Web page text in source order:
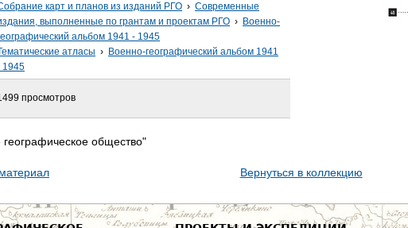
карт и планов из изданий РГО › Современные
выполненные по грантам и проектам РГО › Военно-
альбом 1941 - 1945
атласы › Военно-географический альбом 1941
1945
просмотров
общество"
Вернуться в коллекцию